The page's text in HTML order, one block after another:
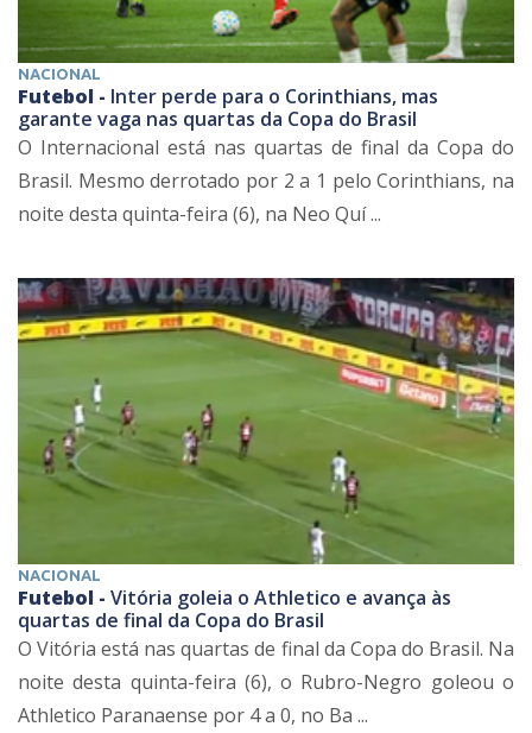
NACIONAL
Futebol - Inter perde para o Corinthians, mas
garante vaga nas quartas da Copa do Brasil
O Internacional está nas quartas de final da Copa do
Brasil. Mesmo derrotado por 2 a 1 pelo Corinthians, na
noite desta quinta-feira (6), na Neo Quí ...
NACIONAL
Futebol - Vitória goleia o Athletico e avança às
quartas de final da Copa do Brasil
O Vitória está nas quartas de final da Copa do Brasil. Na
noite desta quinta-feira (6), o Rubro-Negro goleou o
Athletico Paranaense por 4 a 0, no Ba ...